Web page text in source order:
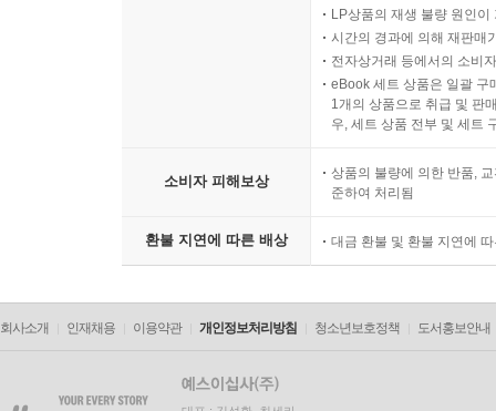
LP상품의 재생 불량 원인
시간의 경과에 의해 재판매
전자상거래 등에서의 소비
eBook 세트 상품은 일괄 구
1개의 상품으로 취급 및 판
우, 세트 상품 전부 및 세트
소비자 피해보상
상품의 불량에 의한 반품,
준하여 처리됨
환불 지연에 따른 배상 대금 환불 및 환불 지연에
회사소개 인재채용 이용약관 개인정보처리방침 청소년보호정책 도서홍보안내